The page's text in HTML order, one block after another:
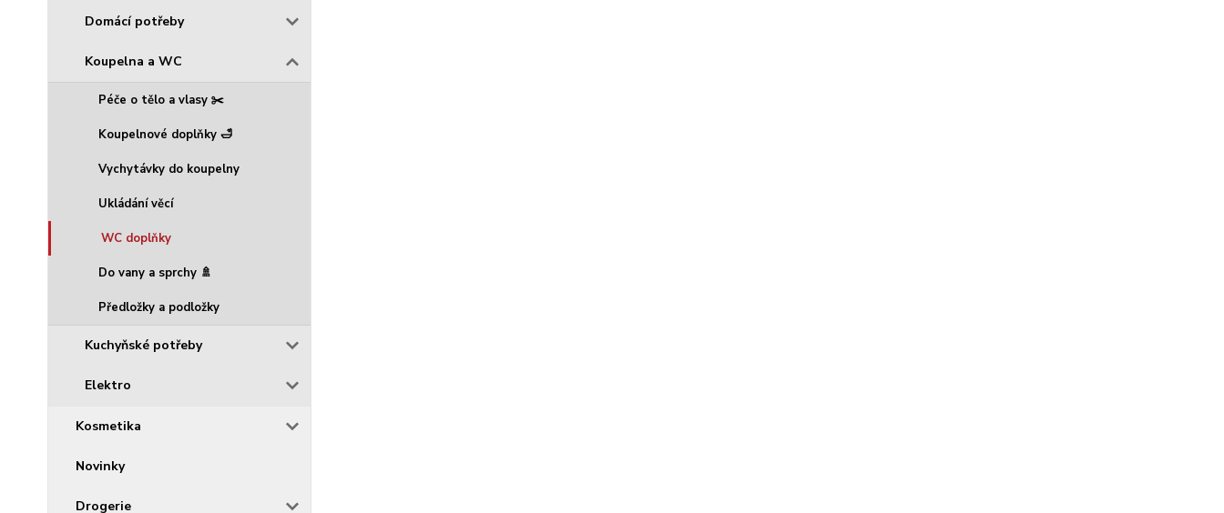
Domácí potřeby
Koupelna a WC
Péče o tělo a vlasy ✂️
Koupelnové doplňky 🛁
Vychytávky do koupelny
Ukládání věcí
WC doplňky
Do vany a sprchy 🚿
Předložky a podložky
Kuchyňské potřeby
Elektro
Kosmetika
Novinky
Drogerie